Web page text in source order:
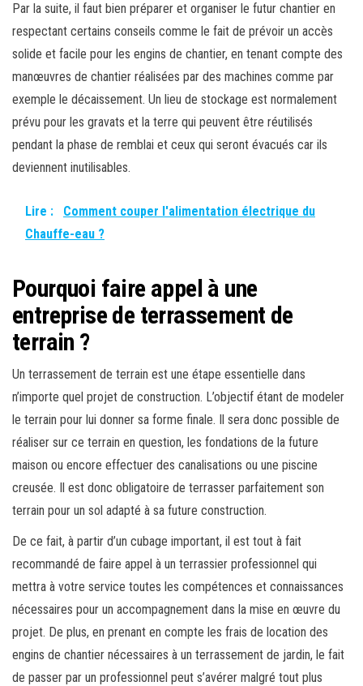
Par la suite, il faut bien préparer et organiser le futur chantier en
respectant certains conseils comme le fait de prévoir un accès
solide et facile pour les engins de chantier, en tenant compte des
manœuvres de chantier réalisées par des machines comme par
exemple le décaissement. Un lieu de stockage est normalement
prévu pour les gravats et la terre qui peuvent être réutilisés
pendant la phase de remblai et ceux qui seront évacués car ils
deviennent inutilisables.
Lire :
Comment couper l'alimentation électrique du
Chauffe-eau ?
Pourquoi faire appel à une
entreprise de terrassement de
terrain ?
Un terrassement de terrain est une étape essentielle dans
n’importe quel projet de construction. L’objectif étant de modeler
le terrain pour lui donner sa forme finale. Il sera donc possible de
réaliser sur ce terrain en question, les fondations de la future
maison ou encore effectuer des canalisations ou une piscine
creusée. Il est donc obligatoire de terrasser parfaitement son
terrain pour un sol adapté à sa future construction.
De ce fait, à partir d’un cubage important, il est tout à fait
recommandé de faire appel à un terrassier professionnel qui
mettra à votre service toutes les compétences et connaissances
nécessaires pour un accompagnement dans la mise en œuvre du
projet. De plus, en prenant en compte les frais de location des
engins de chantier nécessaires à un terrassement de jardin, le fait
de passer par un professionnel peut s’avérer malgré tout plus